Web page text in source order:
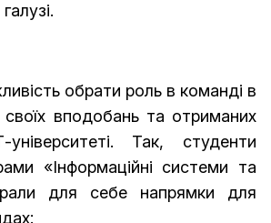
обрати роль в команді в
своїх вподобань та отриманих
Так, студенти
«Інформаційні системи та
для себе напрямки для